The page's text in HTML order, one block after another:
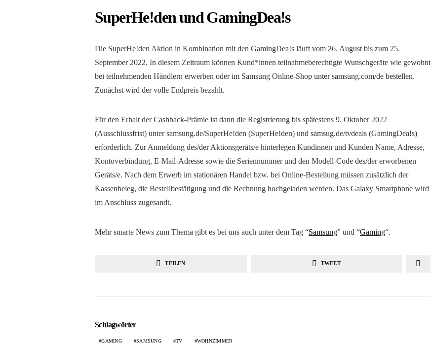
SuperHe!den und GamingDea!s
Die SuperHe!den Aktion in Kombination mit den GamingDea!s läuft vom 26. August bis zum 25.
September 2022. In diesem Zeitraum können Kund*innen teilnahmeberechtigte Wunschgeräte wie gewohnt
bei teilnehmenden Händlern erwerben oder im Samsung Online-Shop unter samsung.com/de bestellen.
Zunächst wird der volle Endpreis bezahlt.
Für den Erhalt der Cashback-Prämie ist dann die Registrierung bis spätestens 9. Oktober 2022
(Ausschlussfrist) unter samsung.de/SuperHe!den (SuperHe!den) und samsug.de/tvdeals (GamingDea!s)
erforderlich. Zur Anmeldung des/der Aktionsgeräts/e hinterlegen Kundinnen und Kunden Name, Adresse,
Kontoverbindung, E-Mail-Adresse sowie die Seriennummer und den Modell-Code des/der erworbenen
Geräts/e. Nach dem Erwerb im stationären Handel bzw. bei Online-Bestellung müssen zusätzlich der
Kassenbeleg, die Bestellbestätigung und die Rechnung hochgeladen werden. Das Galaxy Smartphone wird
im Anschluss zugesandt.
Mehr smarte News zum Thema gibt es bei uns auch unter dem Tag “Samsung” und “Gaming“.
TEILEN TWEET
Schlagwörter
GAMING SAMSUNG TV WOHNZIMMER